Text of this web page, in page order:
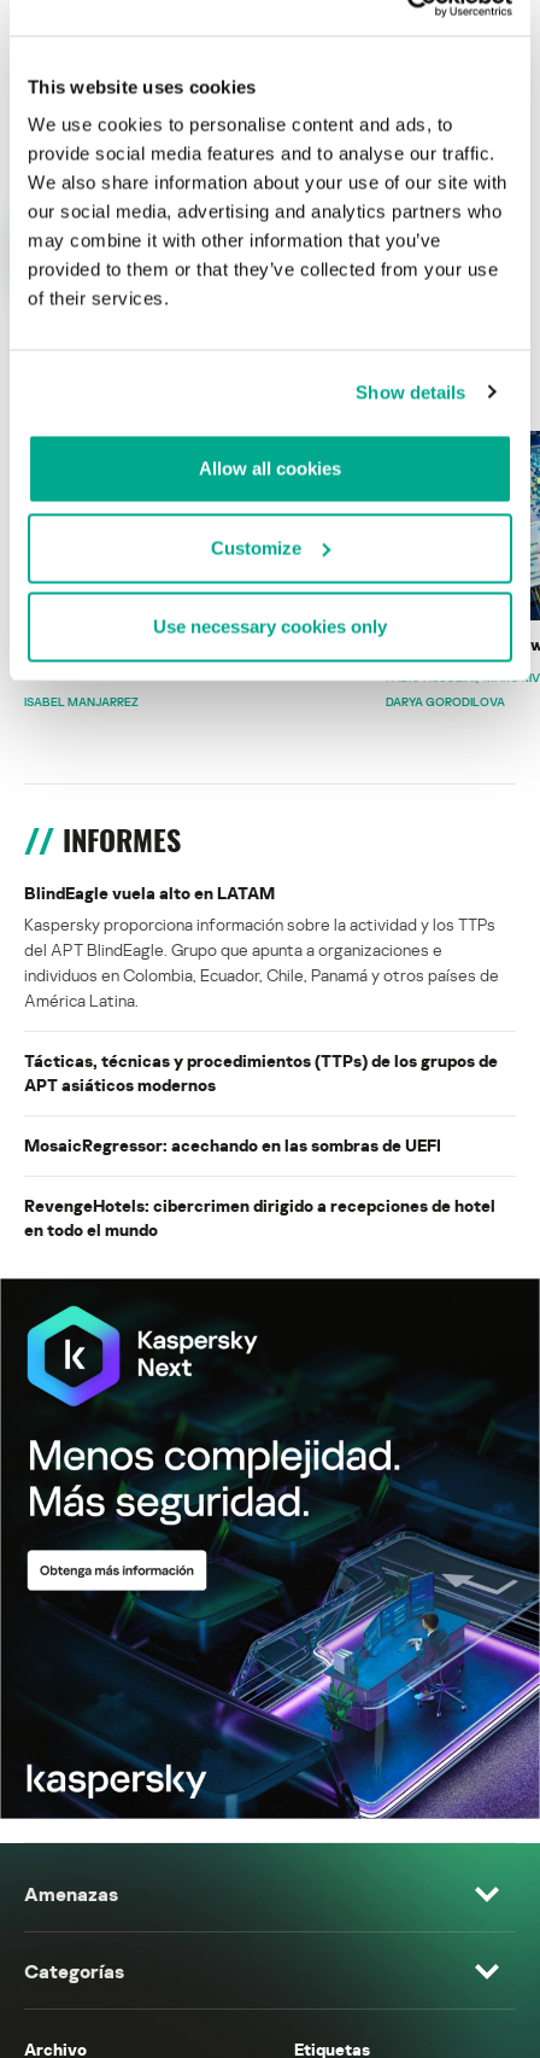
This website uses cookies
We use cookies to personalise content and ads, to
provide social media features and to analyse our traffic.
We also share information about your use of our site with
our social media, advertising and analytics partners who
may combine it with other information that you’ve
provided to them or that they’ve collected from your use
of their services.
Show details
Allow all cookies
Customize
Use necessary cookies only
Nombre Correo electrónico
ÚLTIMAS PUBLICACIONES
Wardriving en México: preparativos para
la Copa Mundial de Fútbol 2026
ISABEL MANJARREZ
Estado del
MARC
DARYA GORODILOVA
INFORMES
BlindEagle vuela alto en LATAM
Kaspersky proporciona información sobre la actividad y los TTPs
del APT BlindEagle. Grupo que apunta a organizaciones e
individuos en Colombia, Ecuador, Chile, Panamá y otros países de
América Latina.
Tácticas, técnicas y procedimientos (TTPs) de los grupos de
APT asiáticos modernos
MosaicRegressor: acechando en las sombras de UEFI
RevengeHotels: cibercrimen dirigido a recepciones de hotel
en todo el mundo
Amenazas
Categorías
Archivo Etiquetas